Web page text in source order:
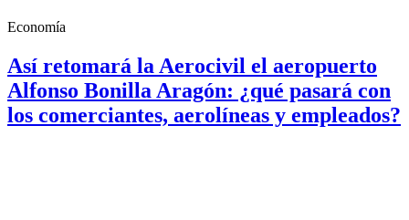
Economía
Así retomará la Aerocivil el aeropuerto
Alfonso Bonilla Aragón: ¿qué pasará con
los comerciantes, aerolíneas y empleados?